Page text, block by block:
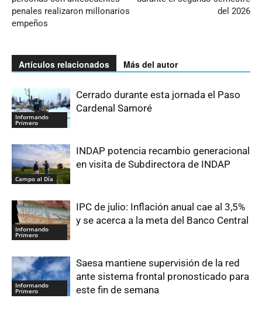
penales realizaron millonarios
empeños
del 2026
Artículos relacionados Más del autor
Informando
Primero
Cerrado durante esta jornada el Paso
Cardenal Samoré
Campo al Día
INDAP potencia recambio generacional
en visita de Subdirectora de INDAP
Informando
Primero
IPC de julio: Inflación anual cae al 3,5%
y se acerca a la meta del Banco Central
Informando
Primero
Saesa mantiene supervisión de la red
ante sistema frontal pronosticado para
este fin de semana